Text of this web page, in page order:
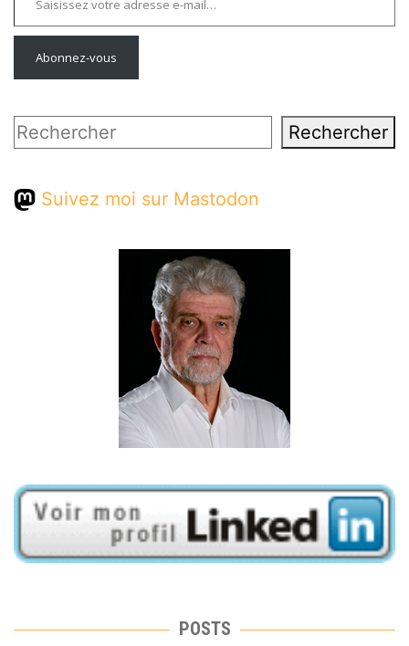
Abonnez-vous
Rechercher Rechercher
Suivez moi sur Mastodon
POSTS